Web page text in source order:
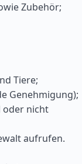
Zubehör;
Tiere;
Genehmigung);
oder nicht
aufrufen.